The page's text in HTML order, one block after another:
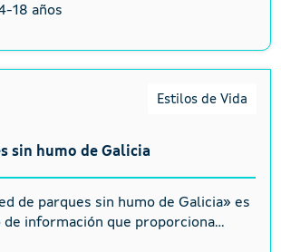
18 años
Estilos de Vida
sin humo de Galicia
de parques sin humo de Galicia» es
información que proporciona...